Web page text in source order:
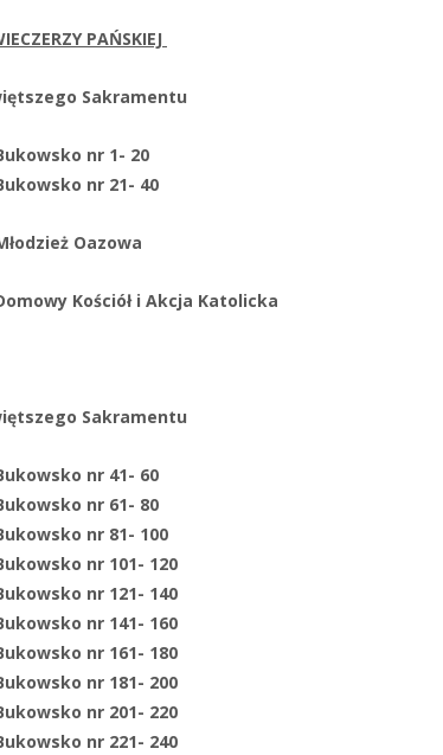
PAŃSKIEJ
Sakramentu
nr 1- 20
nr 21- 40
Oazowa
Kościół i Akcja Katolicka
Sakramentu
nr 41- 60
nr 61- 80
nr 81- 100
nr 101- 120
nr 121- 140
nr 141- 160
nr 161- 180
nr 181- 200
nr 201- 220
nr 221- 240